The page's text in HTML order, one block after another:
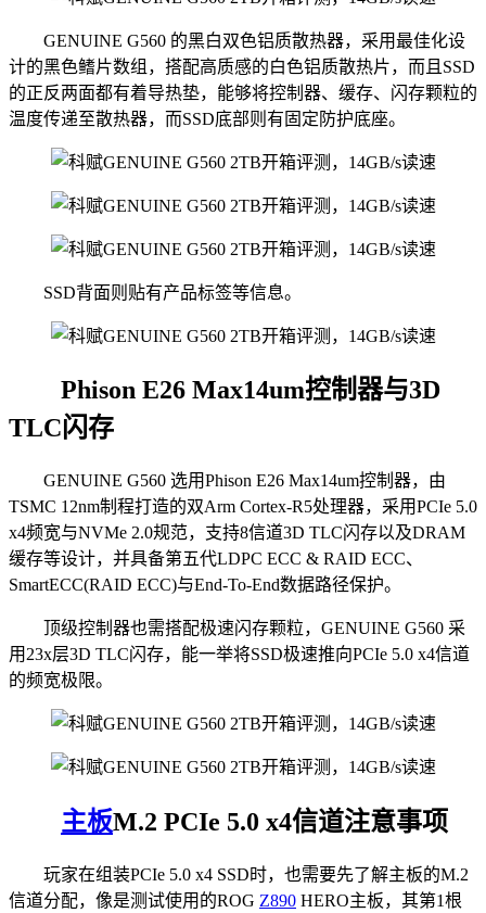
GENUINE G560 的黑白双色铝质散热器，采用最佳化设
计的黑色鳍片数组，搭配高质感的白色铝质散热片，而且SSD
的正反两面都有着导热垫，能够将控制器、缓存、闪存颗粒的
温度传递至散热器，而SSD底部则有固定防护底座。
SSD背面则贴有产品标签等信息。
Phison E26 Max14um控制器与3D
TLC闪存
GENUINE G560 选用Phison E26 Max14um控制器，由
TSMC 12nm制程打造的双Arm Cortex-R5处理器，采用PCIe 5.0
x4频宽与NVMe 2.0规范，支持8信道3D TLC闪存以及DRAM
缓存等设计，并具备第五代LDPC ECC & RAID ECC、
SmartECC(RAID ECC)与End-To-End数据路径保护。
顶级控制器也需搭配极速闪存颗粒，GENUINE G560 采
用23x层3D TLC闪存，能一举将SSD极速推向PCIe 5.0 x4信道
的频宽极限。
主板M.2 PCIe 5.0 x4信道注意事项
玩家在组装PCIe 5.0 x4 SSD时，也需要先了解主板的M.2
信道分配，像是测试使用的ROG Z890 HERO主板，其第1根